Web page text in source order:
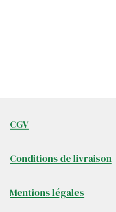
CGV
Conditions de livraison
Mentions légales